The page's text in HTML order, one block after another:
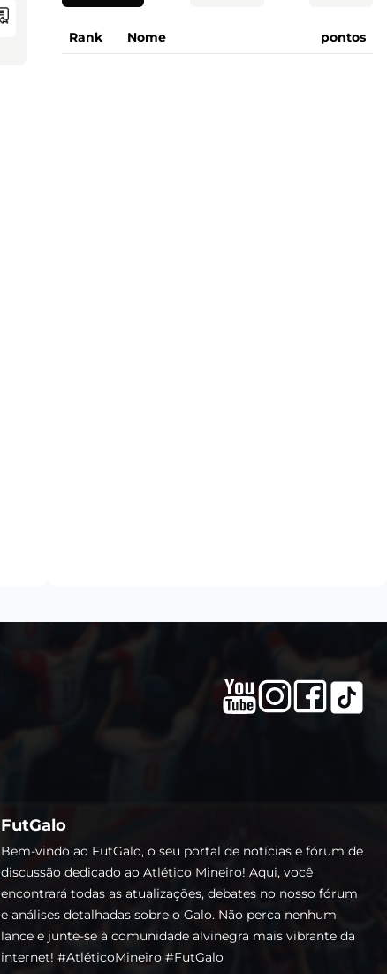
Rank Nome pontos
FutGalo
Bem-vindo ao FutGalo, o seu portal de notícias e fórum de
discussão dedicado ao Atlético Mineiro! Aqui, você
encontrará todas as atualizações, debates no nosso fórum
e análises detalhadas sobre o Galo. Não perca nenhum
lance e junte-se à comunidade alvinegra mais vibrante da
internet! #AtléticoMineiro #FutGalo